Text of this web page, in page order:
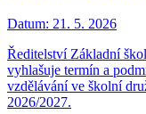
Datum: 21. 5. 2026
Ředitelství Základní
vyhlašuje termín a
vzdělávání ve školní
2026/2027.